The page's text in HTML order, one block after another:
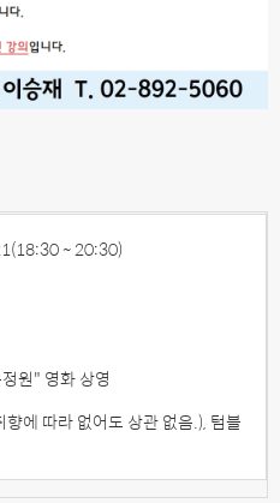
(18:30 ~ 20:30)
원" 영화 상영
에 따라 없어도 상관 없음.), 텀블